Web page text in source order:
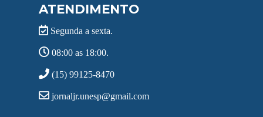
ATENDIMENTO
Segunda a sexta.
08:00 as 18:00.
(15) 99125-8470
jornaljr.unesp@gmail.com